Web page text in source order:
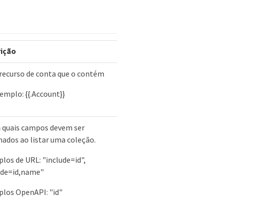
de conta que o contém
{{.Account}}
quais campos devem ser
ao listar uma coleção.
de URL: "include=id",
OpenAPI: "id"